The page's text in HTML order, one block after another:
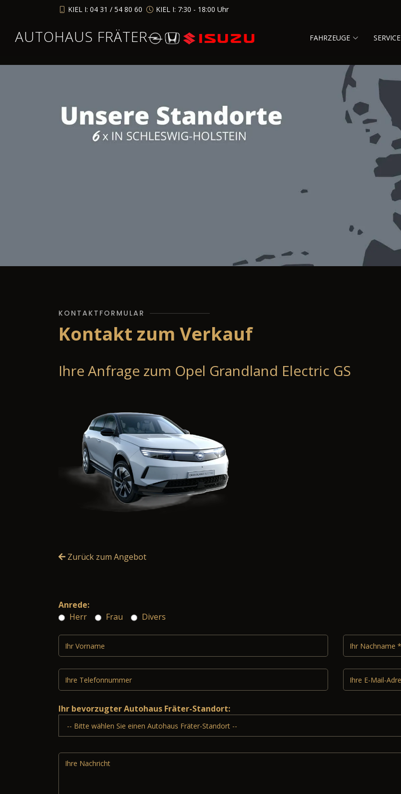
KIEL I: 04 31 / 54 80 60 KIEL I: 7:30 - 18:00 Uhr
AUTOHAUS FRÄTER FAHRZEUGE SERVICE
KONTAKTFORMULAR
Kontakt zum Verkauf
Ihre Anfrage zum Opel Grandland Electric GS
Zurück zum Angebot
Anrede:
Herr
Frau Divers
Ihr bevorzugter Autohaus Fräter-Standort: